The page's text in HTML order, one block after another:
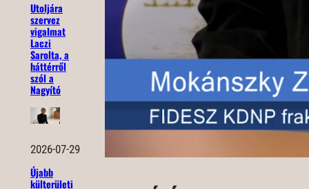
Utoljára
szervez
vigalmat
Laczi
Sarolta, a
háttérről
szól a
Nagyító
2026-07-29
Újabb
külterületi